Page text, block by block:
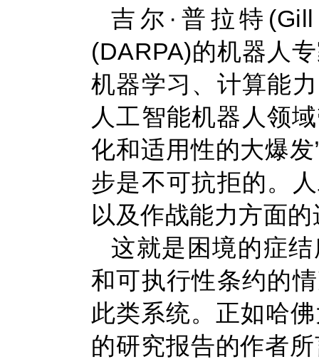
吉尔·普拉特
(DARPA)的机器人
机器学习、计算能
人工智能机器人领
化和适用性的大爆
步是不可抗拒的。
以及作战能力方面
这就是困境的症
和可执行性条约的
此类系统。正如哈
的研究报告的作者